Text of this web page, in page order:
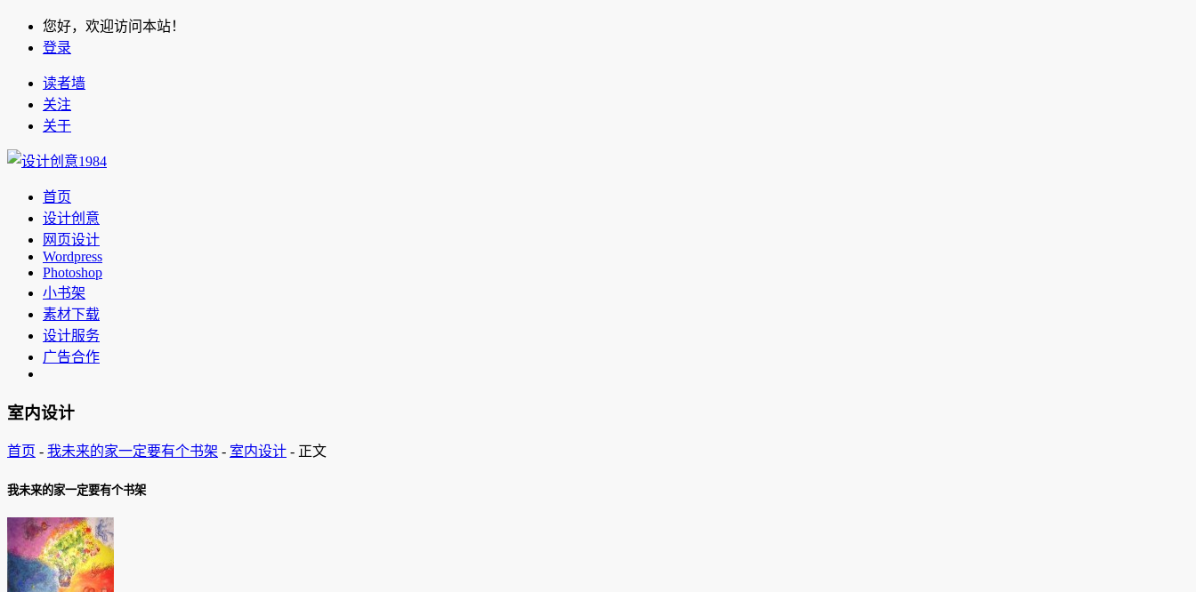
您好，欢迎访问本站！
登录
读者墙
关注
关于
首页
设计创意
网页设计
Wordpress
Photoshop
小书架
素材下载
设计服务
广告合作
室内设计
首页 - 我未来的家一定要有个书架 - 室内设计 - 正文
我未来的家一定要有个书架